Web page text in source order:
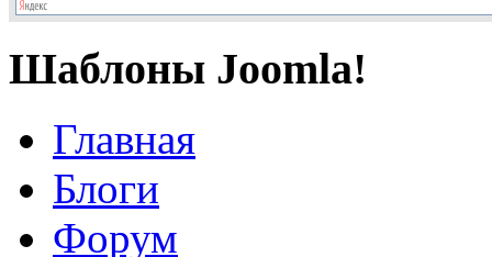
Шаблоны Joomla!
Главная
Блоги
Форум